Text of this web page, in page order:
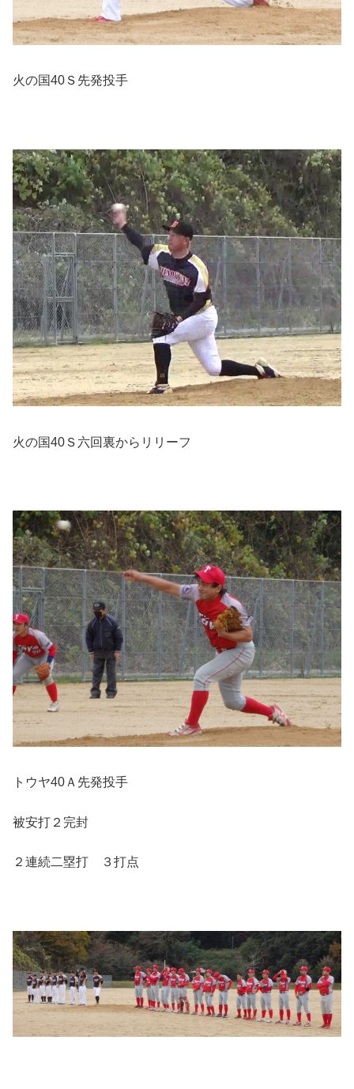
火の国40Ｓ先発投手
火の国40Ｓ六回裏からリリーフ
トウヤ40Ａ先発投手
被安打２完封
２連続二塁打 ３打点